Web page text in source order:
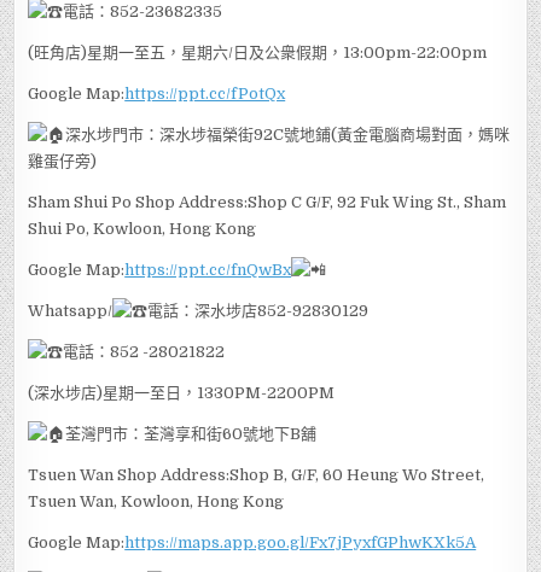
電話：852-23682335
(旺角店)星期一至五，星期六/日及公衆假期，13:00pm-22:00pm
Google Map:https://ppt.cc/fPotQx
深水埗門市：深水埗福榮街92C號地鋪(黃金電腦商場對面，媽咪
雞蛋仔旁)
Sham Shui Po Shop Address:Shop C G/F, 92 Fuk Wing St., Sham
Shui Po, Kowloon, Hong Kong
Google Map:https://ppt.cc/fnQwBx
Whatsapp/ 電話：深水埗店852-92830129
電話：852 -28021822
(深水埗店)星期一至日，1330PM-2200PM
荃灣門市：荃灣享和街60號地下B舖
Tsuen Wan Shop Address:Shop B, G/F, 60 Heung Wo Street,
Tsuen Wan, Kowloon, Hong Kong
Google Map:https://maps.app.goo.gl/Fx7jPyxfGPhwKXk5A